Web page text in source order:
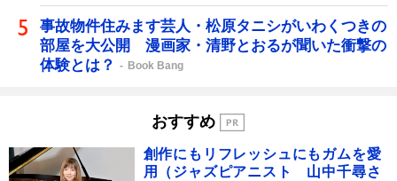
事故物件住みます芸人・松原タニシがいわくつきの
部屋を大公開 漫画家・清野とおるが聞いた衝撃の
体験とは？
Book Bang
おすすめ
創作にもリフレッシュにもガムを愛
用（ジャズピアニスト 山中千尋さ